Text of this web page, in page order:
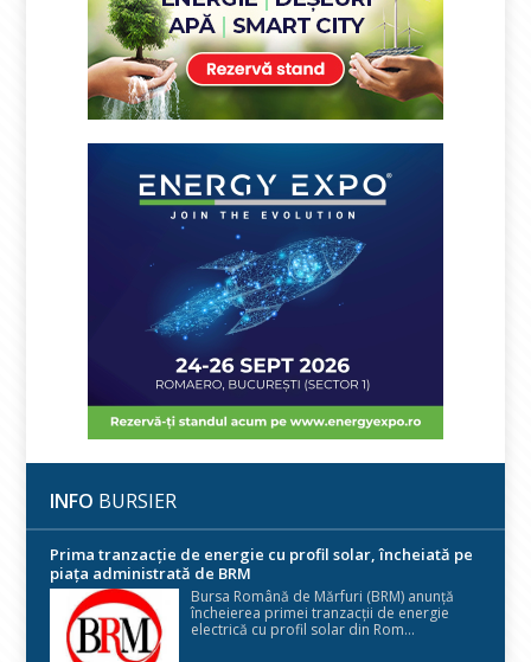
INFO BURSIER
Prima tranzacție de energie cu profil solar, încheiată pe
piața administrată de BRM
Bursa Română de Mărfuri (BRM) anunță
încheierea primei tranzacții de energie
electrică cu profil solar din Rom...